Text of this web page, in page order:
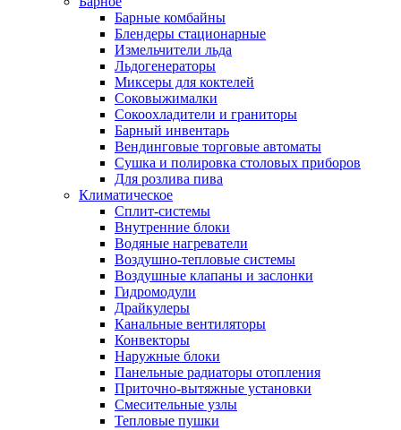
Барные комбайны
Блендеры стационарные
Измельчители льда
Льдогенераторы
Миксеры для коктелей
Соковыжималки
Сокоохладители и граниторы
Барный инвентарь
Вендинговые торговые автоматы
Сушка и полировка столовых приборов
Для розлива пива
Климатическое
Сплит-системы
Внутренние блоки
Водяные нагреватели
Воздушно-тепловые системы
Воздушные клапаны и заслонки
Гидромодули
Драйкулеры
Канальные вентиляторы
Конвекторы
Наружные блоки
Панельные радиаторы отопления
Приточно-вытяжные установки
Смесительные узлы
Тепловые пушки